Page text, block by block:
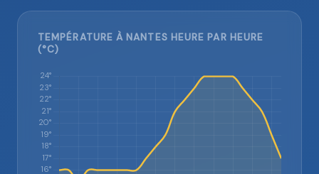
TEMPÉRATURE À NANTES HEURE PAR HEURE
(°C)